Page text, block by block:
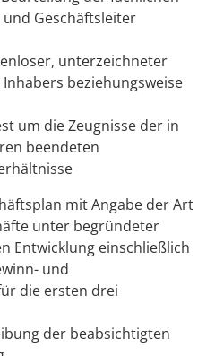
Geschäftsleiter
unterzeichneter
beziehungsweise
um die Zeugnisse der in
beendeten
mit Angabe der Art
unter begründeter
Entwicklung einschließlich
und
die ersten drei
der beabsichtigten